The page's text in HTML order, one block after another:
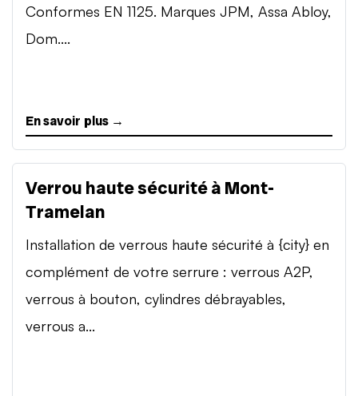
Conformes EN 1125. Marques JPM, Assa Abloy,
Dom....
En savoir plus →
Verrou haute sécurité à Mont-
Tramelan
Installation de verrous haute sécurité à {city} en
complément de votre serrure : verrous A2P,
verrous à bouton, cylindres débrayables,
verrous a...